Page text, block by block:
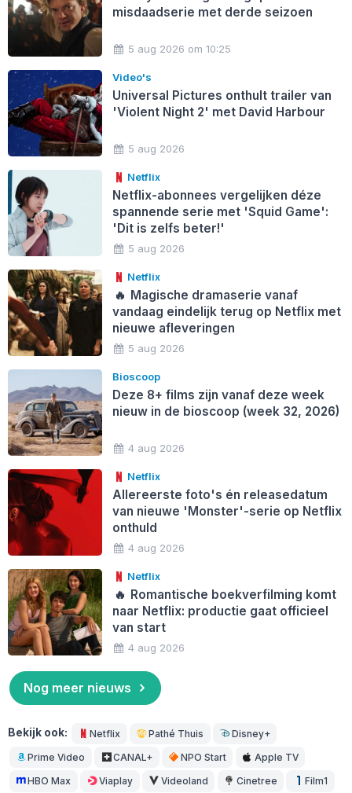
misdaadserie met derde seizoen
5 aug 2026 om 10:25
Video's
Universal Pictures onthult trailer van
'Violent Night 2' met David Harbour
5 aug 2026
Netflix
Netflix-abonnees vergelijken déze
spannende serie met 'Squid Game':
'Dit is zelfs beter!'
5 aug 2026
Netflix
🔥 Magische dramaserie vanaf
vandaag eindelijk terug op Netflix met
nieuwe afleveringen
5 aug 2026
Bioscoop
Deze 8+ films zijn vanaf deze week
nieuw in de bioscoop (week 32, 2026)
4 aug 2026
Netflix
Allereerste foto's én releasedatum
van nieuwe 'Monster'-serie op Netflix
onthuld
4 aug 2026
Netflix
🔥 Romantische boekverfilming komt
naar Netflix: productie gaat officieel
van start
4 aug 2026
Nog meer nieuws
Bekijk ook: Netflix Pathé Thuis Disney+
Prime Video CANAL+ NPO Start Apple TV
HBO Max Viaplay Videoland Cinetree Film1